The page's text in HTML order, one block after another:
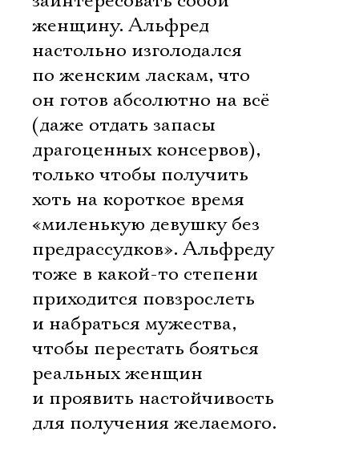
женщину. Альфред
настольно изголодался
по женским ласкам, что
он готов абсолютно на всё
(даже отдать запасы
драгоценных консервов),
только чтобы получить
хоть на короткое время
«миленькую девушку без
предрассудков». Альфреду
тоже в какой-то степени
приходится повзрослеть
и набраться мужества,
чтобы перестать бояться
реальных женщин
и проявить настойчивость
для получения желаемого.